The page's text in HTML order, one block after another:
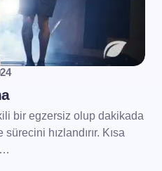
bir egzersiz olup dakikada
hızlandırır. Kısa